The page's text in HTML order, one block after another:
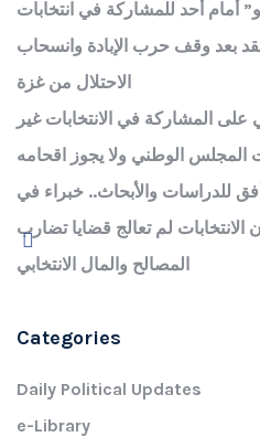
أمام أحد للمشاركة في انتخابات
بعد وقف حرب الإبادة وانسحاب
الاحتلال من غزة
المشاركة في الانتخابات غير
المجلس الوطني ولا يجوز اقحامه
للدراسات والأبحاث.. خبراء في
الانتخابات لم تعالج قضايا تضارب
المصالح والمال الانتخابي
Categories
Daily Political Updates
e-Library